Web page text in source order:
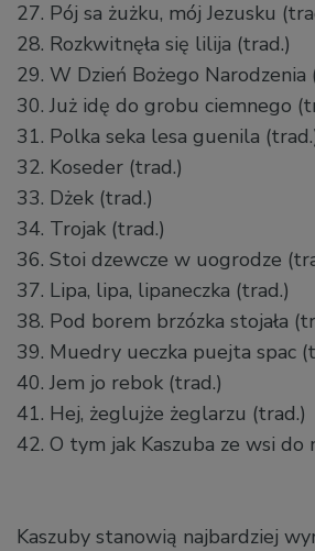
27. Pój sa żużku, mój Jezusku
28. Rozkwitnęła się lilija (trad.)
29. W Dzień Bożego Narodzenia
30. Już idę do grobu ciemnego
31. Polka seka lesa guenila
32. Koseder (trad.)
33. Dżek (trad.)
34. Trojak (trad.)
36. Stoi dzewcze w uogrodze
37. Lipa, lipa, lipaneczka (trad.)
38. Pod borem brzózka stojała
39. Muedry ueczka puejta spac
40. Jem jo rebok (trad.)
41. Hej, żeglujże żeglarzu (trad.)
42. O tym jak Kaszuba ze wsi do
Kaszuby stanowią najbardziej